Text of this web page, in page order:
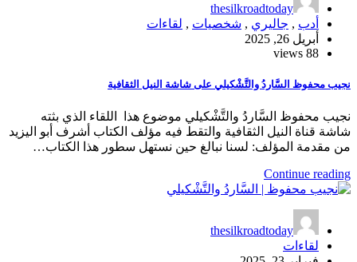
thesilkroadtoday
أدب , جاليري , شخصيات , لقاءات
أبريل 26, 2025
88 views
نجيب محفوظ ‎السَّاردُ والتَّشْكيلي على شاشة النيل الثقافية
نجيب محفوظ ‎السَّاردُ والتَّشْكيلي موضوع هذا اللقاء الذي بثته
شاشة قناة النيل الثقافية والتقط فيه مؤلف الكتاب أشرف أبو اليزيد
Continue reading
thesilkroadtoday
لقاءات